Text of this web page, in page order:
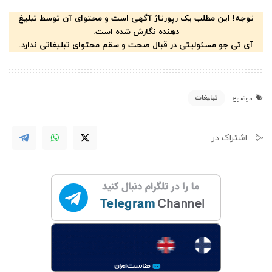
توجه! این مطلب یک رپورتاژ آگهی است و محتوای آن توسط تبلیغ
دهنده نگارش شده است.
آی تی جو مسئولیتی در قبال صحت و سقم محتوای تبلیغاتی ندارد.
موضوع تبلیغات
اشتراک در